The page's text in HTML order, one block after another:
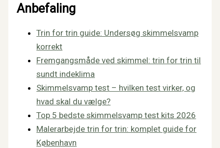
Anbefaling
Trin for trin guide: Undersøg skimmelsvamp
korrekt
Fremgangsmåde ved skimmel: trin for trin til
sundt indeklima
Skimmelsvamp test – hvilken test virker, og
hvad skal du vælge?
Top 5 bedste skimmelsvamp test kits 2026
Malerarbejde trin for trin: komplet guide for
København